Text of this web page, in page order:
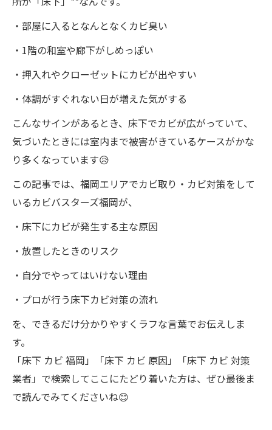
・部屋に入るとなんとなくカビ臭い
・1階の和室や廊下がしめっぽい
・押入れやクローゼットにカビが出やすい
・体調がすぐれない日が増えた気がする
こんなサインがあるとき、床下でカビが広がっていて、
気づいたときには室内まで被害がきているケースがかな
り多くなっています😥
この記事では、福岡エリアでカビ取り・カビ対策をして
いるカビバスターズ福岡が、
・床下にカビが発生する主な原因
・放置したときのリスク
・自分でやってはいけない理由
・プロが行う床下カビ対策の流れ
を、できるだけ分かりやすくラフな言葉でお伝えしま
す。
「床下 カビ 福岡」「床下 カビ 原因」「床下 カビ 対策
業者」で検索してここにたどり着いた方は、ぜひ最後ま
で読んでみてくださいね😊